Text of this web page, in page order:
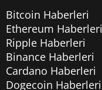
Bitcoin Haberleri
Ethereum Haberleri
Ripple Haberleri
Binance Haberleri
Cardano Haberleri
Dogecoin Haberleri